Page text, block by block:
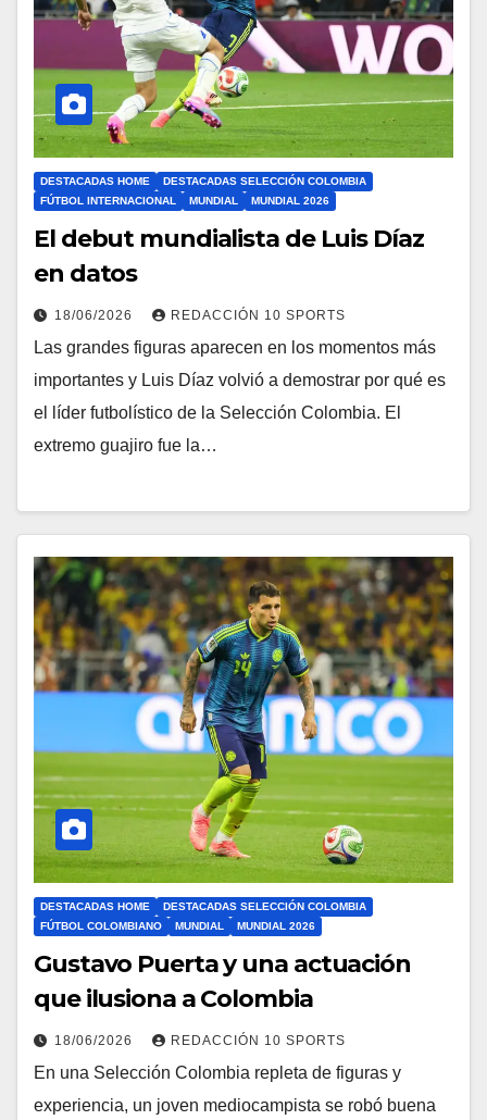
DESTACADAS HOME
DESTACADAS SELECCIÓN COLOMBIA
FÚTBOL INTERNACIONAL
MUNDIAL MUNDIAL 2026
El debut mundialista de Luis Díaz
en datos
18/06/2026 REDACCIÓN 10 SPORTS
Las grandes figuras aparecen en los momentos más
importantes y Luis Díaz volvió a demostrar por qué es
el líder futbolístico de la Selección Colombia. El
extremo guajiro fue la…
DESTACADAS HOME
DESTACADAS SELECCIÓN COLOMBIA
FÚTBOL COLOMBIANO
MUNDIAL MUNDIAL 2026
Gustavo Puerta y una actuación
que ilusiona a Colombia
18/06/2026 REDACCIÓN 10 SPORTS
En una Selección Colombia repleta de figuras y
experiencia, un joven mediocampista se robó buena